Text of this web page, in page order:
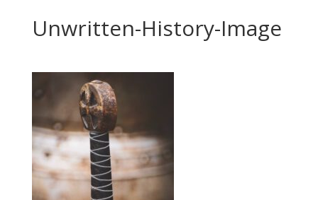
Unwritten-History-Image